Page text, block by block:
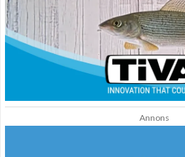
Annons